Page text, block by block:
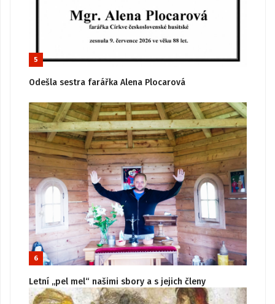
5
Odešla sestra farářka Alena Plocarová
6
Letní „pel mel“ našimi sbory a s jejich členy